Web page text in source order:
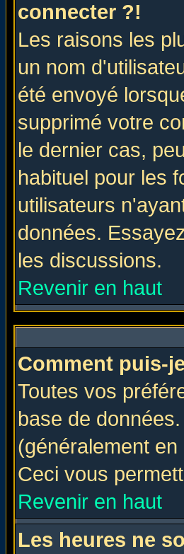
connecter ?!
Les raisons les
un nom
été envoyé
supprimé votre
le dernier cas,
habituel pour les
utilisateurs
données.
les discussions.
Revenir en haut
Comment puis-
Toutes vos
base de
(généralement
Ceci vous
Revenir en haut
Les heures ne